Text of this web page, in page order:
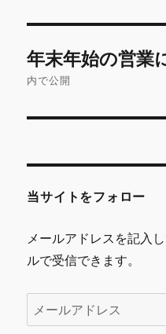
稿
ゲ
ー
シ
ョ
ン
年末年始の営業
内で公開
当サイトをフォロー
メールアドレスを記入
ルで受信できます。
ー